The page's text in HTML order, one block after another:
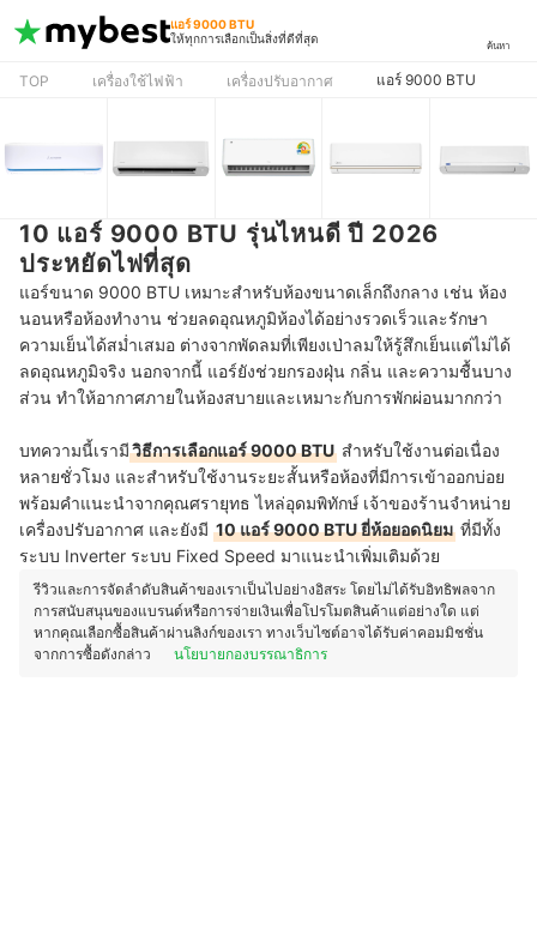
แอร์ 9000 BTU
ให้ทุกการเลือกเป็นสิ่งที่ดีที่สุด
ค้นหา
TOP เครื่องใช้ไฟฟ้า เครื่องปรับอากาศ แอร์ 9000 BTU
10 แอร์ 9000 BTU รุ่นไหนดี ปี 2026
ประหยัดไฟที่สุด
แอร์ขนาด 9000 BTU เหมาะสำหรับห้องขนาดเล็กถึงกลาง เช่น ห้อง
นอนหรือห้องทำงาน ช่วยลดอุณหภูมิห้องได้อย่างรวดเร็วและรักษา
ความเย็นได้สม่ำเสมอ ต่างจากพัดลมที่เพียงเป่าลมให้รู้สึกเย็นแต่ไม่ได้
ลดอุณหภูมิจริง นอกจากนี้ แอร์ยังช่วยกรองฝุ่น กลิ่น และความชื้นบาง
ส่วน ทำให้อากาศภายในห้องสบายและเหมาะกับการพักผ่อนมากกว่า
บทความนี้เรามีวิธีการเลือกแอร์ 9000 BTU สำหรับใช้งานต่อเนื่อง
หลายชั่วโมง และสำหรับใช้งานระยะสั้นหรือห้องที่มีการเข้าออกบ่อย
พร้อมคำแนะนำจากคุณศรายุทธ ไหล่อุดมพิทักษ์ เจ้าของร้านจำหน่าย
เครื่องปรับอากาศ และยังมี 10 แอร์ 9000 BTU ยี่ห้อยอดนิยม ที่มีทั้ง
ระบบ Inverter ระบบ Fixed Speed มาแนะนำเพิ่มเติมด้วย
รีวิวและการจัดลำดับสินค้าของเราเป็นไปอย่างอิสระ โดยไม่ได้รับอิทธิพลจาก
การสนับสนุนของแบรนด์หรือการจ่ายเงินเพื่อโปรโมตสินค้าแต่อย่างใด แต่
หากคุณเลือกซื้อสินค้าผ่านลิงก์ของเรา ทางเว็บไซต์อาจได้รับค่าคอมมิชชั่น
จากการซื้อดังกล่าว
นโยบายกองบรรณาธิการ